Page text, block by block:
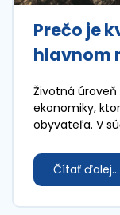
Prečo je
hlavnom
Životná úroveň
ekonomiky,
obyvateľa. V
líši.
Čítať ďalej...